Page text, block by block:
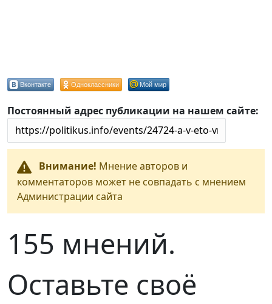
Вконтакте Одноклассники Мой мир
Постоянный адрес публикации на нашем сайте:
Внимание! Мнение авторов и
комментаторов может не совпадать с мнением
Администрации сайта
155 мнений.
Оставьте своё